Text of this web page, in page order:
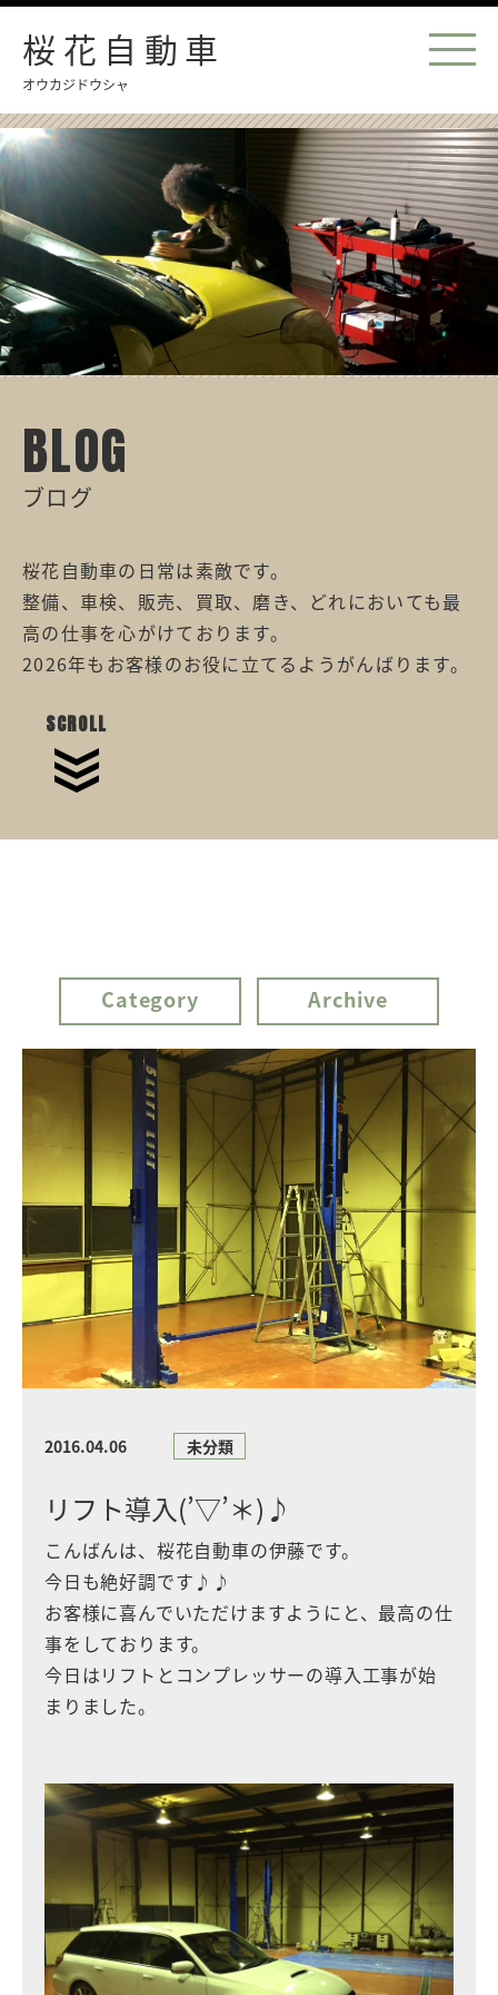
桜花自動車
オウカジドウシャ
BLOG
ブログ
桜花自動車の日常は素敵です。
整備、車検、販売、買取、磨き、どれにおいても最
高の仕事を心がけております。
2026年もお客様のお役に立てるようがんばります。
SCROLL
Category Archive
2016.04.06 未分類
リフト導入(’▽’＊)♪
こんばんは、桜花自動車の伊藤です。
今日も絶好調です♪♪
お客様に喜んでいただけますようにと、最高の仕
事をしております。
今日はリフトとコンプレッサーの導入工事が始
まりました。